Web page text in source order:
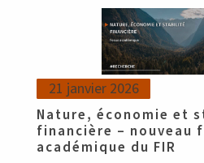
21 janvier 2026
Nature, économie et
financière – nouveau
académique du FIR